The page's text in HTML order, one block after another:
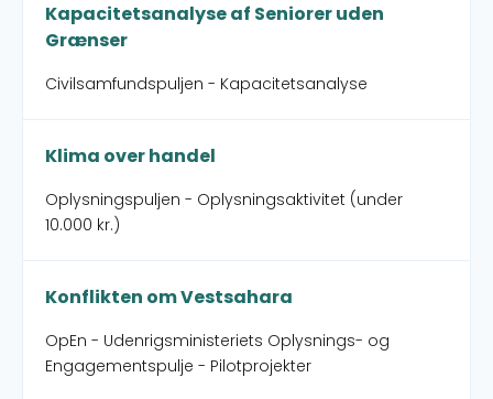
Kapacitetsanalyse af Seniorer uden
Grænser
Civilsamfundspuljen - Kapacitetsanalyse
Klima over handel
Oplysningspuljen - Oplysningsaktivitet (under
10.000 kr.)
Konflikten om Vestsahara
OpEn - Udenrigsministeriets Oplysnings- og
Engagementspulje - Pilotprojekter